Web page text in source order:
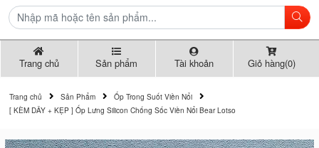
Trang chủ Sản phẩm Tài khoản Giỏ hàng(0)
Trang chủ Sản Phẩm
Ốp Trong Suốt Viền Nổi
[ KÈM DÂY + KẸP ] Ốp Lưng Silicon Chống Sốc Viền Nổi Bear Lotso